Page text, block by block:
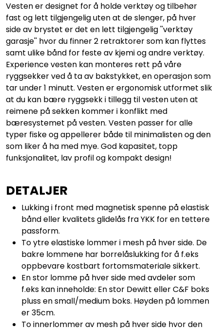
Vesten er designet for å holde verktøy og tilbehør
fast og lett tilgjengelig uten at de slenger, på hver
side av brystet er det en lett tilgjengelig ''verktøy
garasje'' hvor du finner 2 retraktorer som kan flyttes
samt ulike bånd for feste av kjemi og andre verktøy.
Experience vesten kan monteres rett på våre
ryggsekker ved å ta av bakstykket, en operasjon som
tar under 1 minutt. Vesten er ergonomisk utformet slik
at du kan bære ryggsekk i tillegg til vesten uten at
reimene på sekken kommer i konflikt med
bæresystemet på vesten. Vesten passer for alle
typer fiske og appellerer både til minimalisten og den
som liker å ha med mye. God kapasitet, topp
funksjonalitet, lav profil og kompakt design!
DETALJER
Lukking i front med magnetisk spenne på elastisk
bånd eller kvalitets glidelås fra YKK for en tettere
passform.
To ytre elastiske lommer i mesh på hver side. De
bakre lommene har borrelåslukking for å f.eks
oppbevare kostbart fortomsmateriale sikkert.
En stor lomme på hver side med avdeler som
f.eks kan inneholde: En stor Dewitt eller C&F boks
pluss en small/medium boks. Høyden på lommen
er 35cm.
To innerlommer av mesh på hver side hvor den